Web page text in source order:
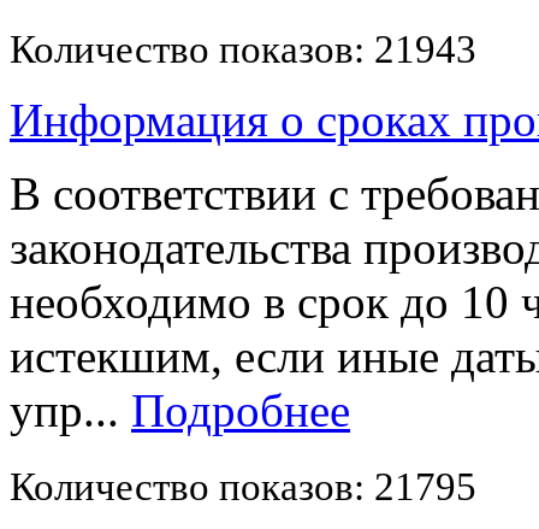
Количество показов: 21943
Информация о сроках
В соответствии с
законодательства
необходимо в срок до 10
истекшим, если иные
упр... Подробнее
Количество показов: 21795